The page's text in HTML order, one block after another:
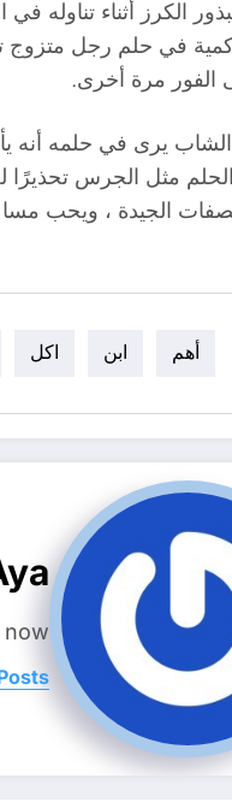
الكرز أثناء
في حلم رجل متزوج
الفور مرة أخرى.
يرى في حلمه أنه
مثل الجرس تحذيرًا
الجيدة ، ويحب
أهم ابن اكل
now.